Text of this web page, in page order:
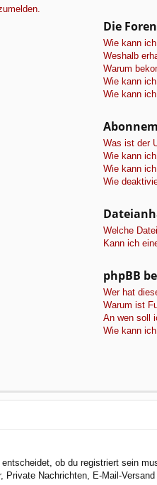
Die
Wie kann
Weshalb
Warum
Wie kann
Wie kann
Was ist der
Wie kann
Wie kann
Wie
Welche
Kann ich
phpBB
Wer hat
Warum ist
An wen soll
Wie kann
ob du registriert sein
Nachrichten, E-Mail-